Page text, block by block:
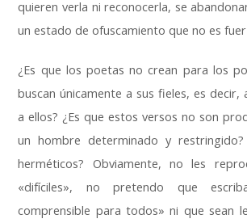
quieren verla ni reconocerla, se
un estado de ofuscamiento que no es
¿Es que los poetas no crean para los
buscan únicamente a sus fieles, es decir,
a ellos? ¿Es que estos versos no son
un hombre determinado y restringido?
herméticos? Obviamente,no les
«difíciles», no pretendo que
comprensible para todos» ni que sean